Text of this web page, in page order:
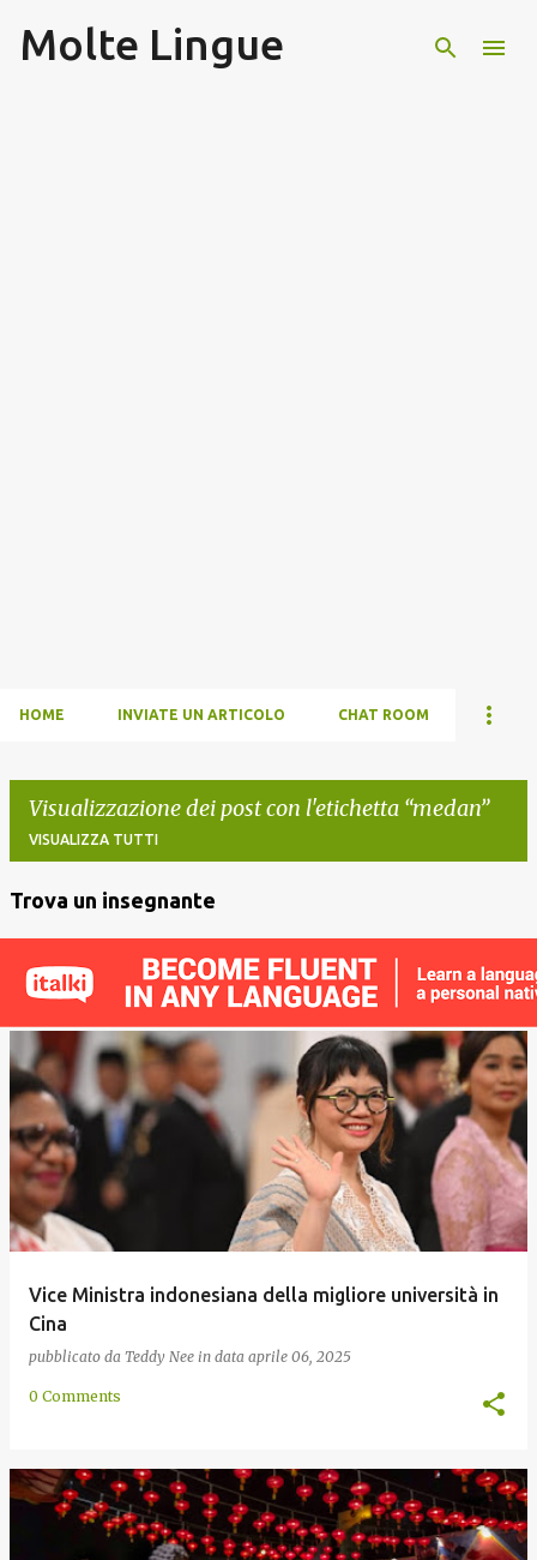
Molte Lingue
HOME INVIATE UN ARTICOLO CHAT ROOM
Visualizzazione dei post con l'etichetta medan
VISUALIZZA TUTTI
t
Trova un insegnante
Vice Ministra indonesiana della migliore università in
Cina
pubblicato da Teddy Nee in data aprile 06, 2025
0 Comments